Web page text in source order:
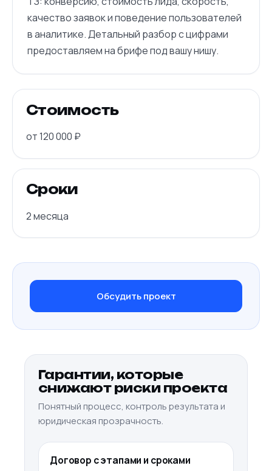
качество заявок и поведение пользователей
в аналитике. Детальный разбор с цифрами
предоставляем на брифе под вашу нишу.
Стоимость
от 120 000 ₽
Сроки
2 месяца
Обсудить проект
Гарантии, которые
снижают риски проекта
Понятный процесс, контроль результата и
юридическая прозрачность.
Договор с этапами и сроками